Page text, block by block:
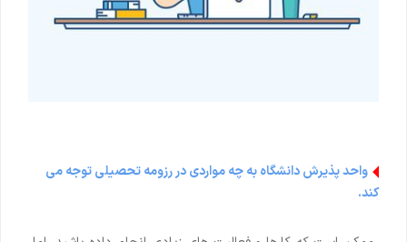
واحد پذیرش دانشگاه به چه مواردی در رزومه تحصیلی توجه می
کند.